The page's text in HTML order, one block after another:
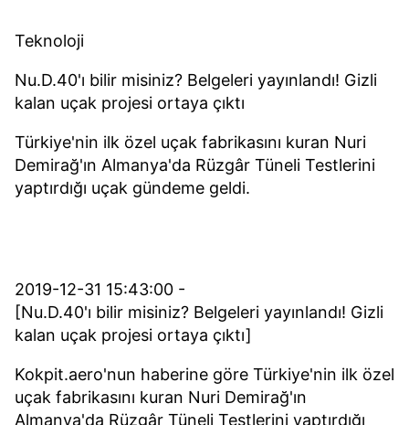
Teknoloji
Nu.D.40'ı bilir misiniz? Belgeleri yayınlandı! Gizli
kalan uçak projesi ortaya çıktı
Türkiye'nin ilk özel uçak fabrikasını kuran Nuri
Demirağ'ın Almanya'da Rüzgâr Tüneli Testlerini
yaptırdığı uçak gündeme geldi.
2019-12-31 15:43:00 -
[Nu.D.40'ı bilir misiniz? Belgeleri yayınlandı! Gizli
kalan uçak projesi ortaya çıktı]
Kokpit.aero'nun haberine göre Türkiye'nin ilk özel
uçak fabrikasını kuran Nuri Demirağ'ın
Almanya'da Rüzgâr Tüneli Testlerini yaptırdığı